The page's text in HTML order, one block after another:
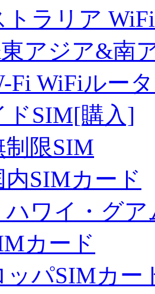
トラリア
アジア&南
Fi WiFiルー
ドSIM[購入]
制限SIM
内SIMカード
ハワイ・グ
カード
ッパSIMカー